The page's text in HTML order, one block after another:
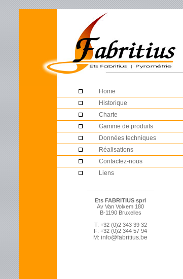
Home
Historique
Charte
Gamme de produits
Données techniques
Réalisations
Contactez-nous
Liens
Ets FABRITIUS sprl
Av Van Volxem 180
B-1190 Bruxelles
T: +32 (0)2 343 39 32
F: +32 (0)2 344 57 94
M: info@fabritius.be